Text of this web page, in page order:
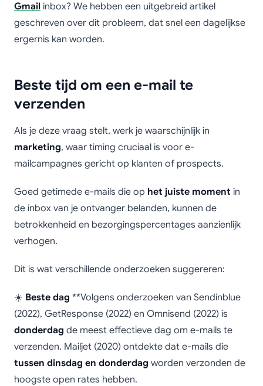
Gmail inbox? We hebben een uitgebreid artikel
geschreven over dit probleem, dat snel een dagelijkse
ergernis kan worden.
Beste tijd om een e-mail te
verzenden
Als je deze vraag stelt, werk je waarschijnlijk in
marketing, waar timing cruciaal is voor e-
mailcampagnes gericht op klanten of prospects.
Goed getimede e-mails die op het juiste moment in
de inbox van je ontvanger belanden, kunnen de
betrokkenheid en bezorgingspercentages aanzienlijk
verhogen.
Dit is wat verschillende onderzoeken suggereren:
☀️ Beste dag **Volgens onderzoeken van Sendinblue
(2022), GetResponse (2022) en Omnisend (2022) is
donderdag de meest effectieve dag om e-mails te
verzenden. Mailjet (2020) ontdekte dat e-mails die
tussen dinsdag en donderdag worden verzonden de
hoogste open rates hebben.